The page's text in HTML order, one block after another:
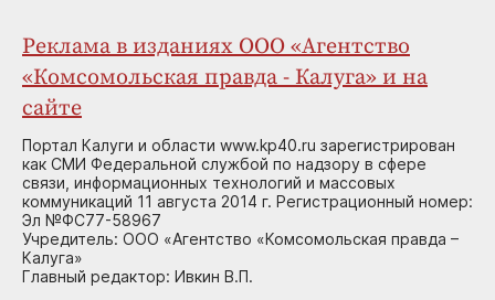
Реклама в изданиях ООО «Агентство
«Комсомольская правда - Калуга» и на
сайте
Портал Калуги и области www.kp40.ru зарегистрирован
как СМИ Федеральной службой по надзору в сфере
связи, информационных технологий и массовых
коммуникаций 11 августа 2014 г. Регистрационный номер:
Эл №ФС77-58967
Учредитель: ООО «Агентство «Комсомольская правда –
Калуга»
Главный редактор: Ивкин В.П.